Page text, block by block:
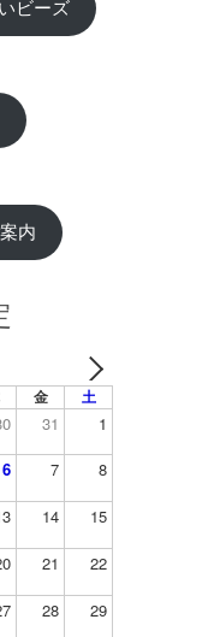
ビーズ
内
金 土
31 1
6 7 8
14 15
21 22
28 29